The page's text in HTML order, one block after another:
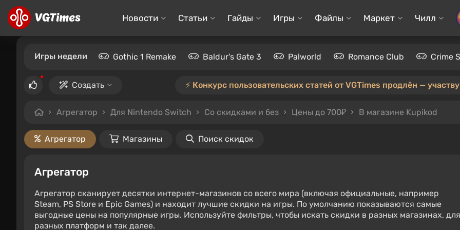
Новости Статьи Гайды Игры Файлы Маркет Чилл
Игры недели Gothic 1 Remake Baldur's Gate 3 Palworld Romance Club Crime
Создать ⚡️ Конкурс пользовательских статей от VGTimes продлён —
Агрегатор Для Nintendo Switch Со скидками и без Цены до 700₽ В магазине Kupikod
Агрегатор Магазины Поиск скидок
Агрегатор
Агрегатор сканирует десятки интернет-магазинов со всего мира (включая официальные, например
Steam, PS Store и Epic Games) и находит лучшие скидки на игры. По умолчанию показываются самые
выгодные цены на популярные игры. Используйте фильтры, чтобы искать скидки в разных магазинах, для
разных платформ и так далее.